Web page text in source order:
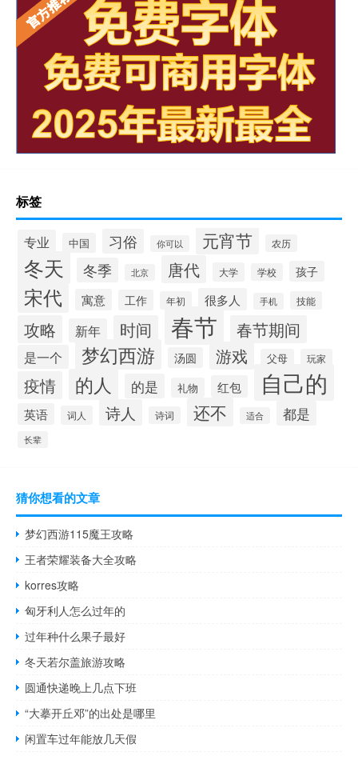
标签
专业 中国 习俗 你可以 元宵节 农历
冬天 冬季 北京 唐代 大学 学校 孩子
宋代 寓意 工作 年初 很多人 手机 技能
攻略 新年 时间 春节 春节期间
是一个 梦幻西游 汤圆 游戏 父母 玩家
疫情 的人 的是 礼物 红包 自己的
英语 词人 诗人 诗词 还不 适合 都是
长辈
猜你想看的文章
梦幻西游115魔王攻略
王者荣耀装备大全攻略
korres攻略
匈牙利人怎么过年的
过年种什么果子最好
冬天若尔盖旅游攻略
圆通快递晚上几点下班
“大摹开丘邓”的出处是哪里
闲置车过年能放几天假